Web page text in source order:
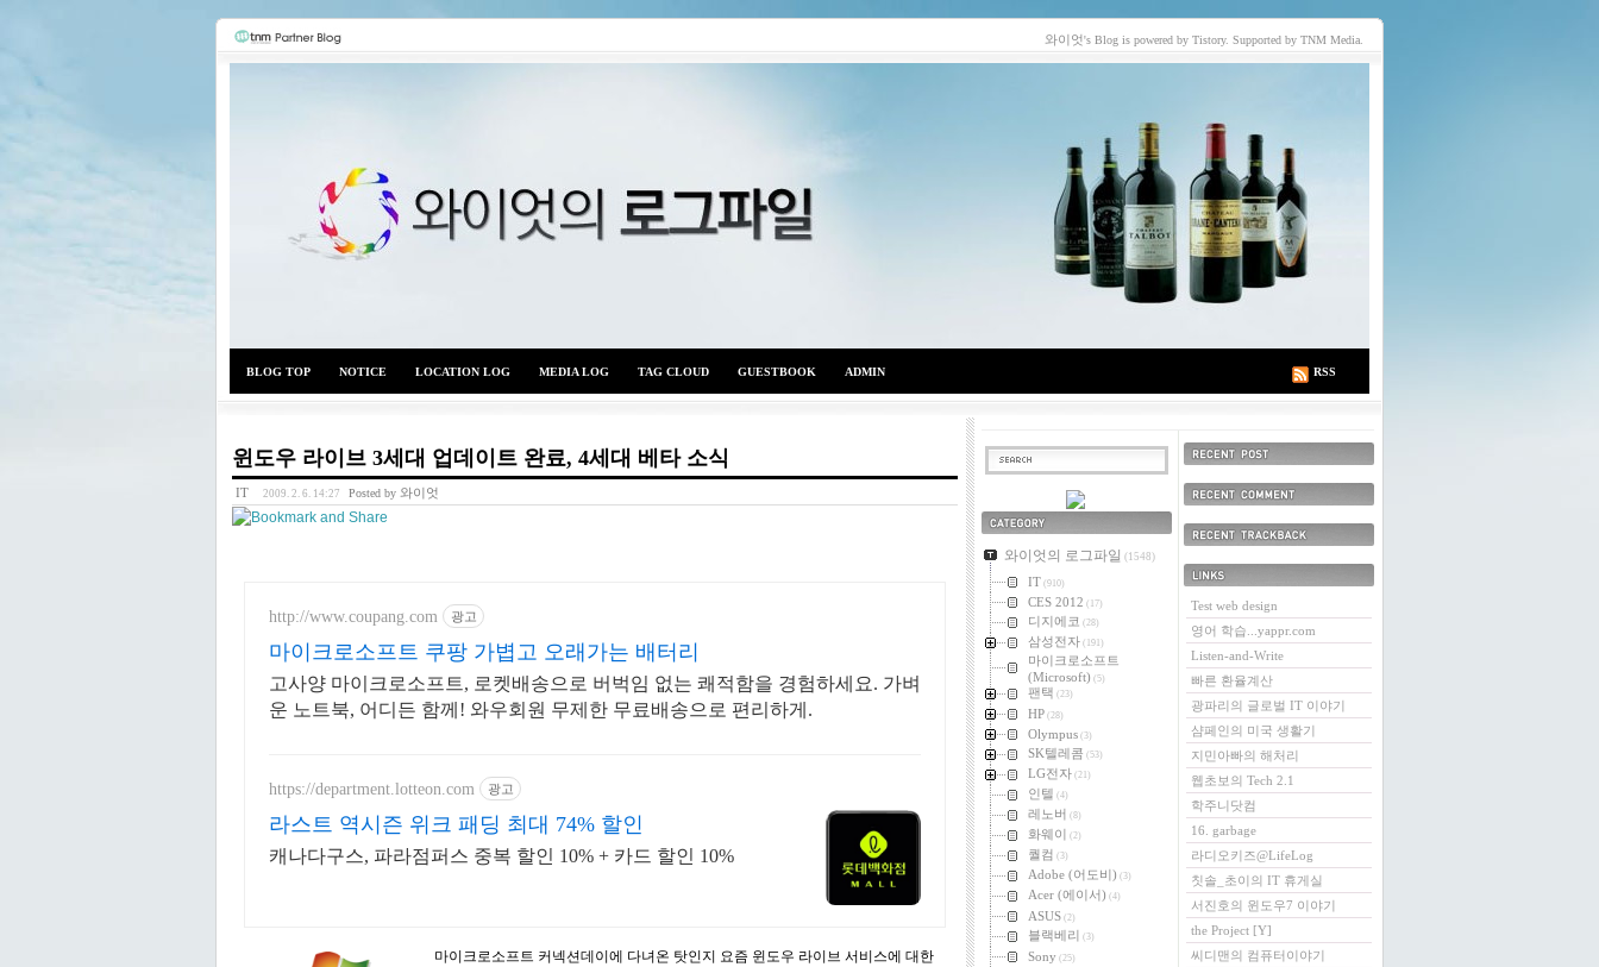
와이엇's Blog is powered by Tistory. Supported by TNM Media.
BLOG TOP NOTICE LOCATION LOG MEDIA LOG TAG CLOUD GUESTBOOK ADMIN RSS
윈도우 라이브 3세대 업데이트 완료, 4세대 베타 소식
IT 2009. 2. 6. 14:27 Posted by 와이엇
http://www.coupang.com 광고
마이크로소프트 쿠팡 가볍고 오래가는 배터리
고사양 마이크로소프트, 로켓배송으로 버벅임 없는 쾌적함을 경험하세요. 가벼
운 노트북, 어디든 함께! 와우회원 무제한 무료배송으로 편리하게.
https://department.lotteon.com 광고
라스트 역시즌 위크 패딩 최대 74% 할인
캐나다구스, 파라점퍼스 중복 할인 10% + 카드 할인 10%
마이크로소프트 커넥션데이에 다녀온 탓인지 요즘 윈도우 라이브 서비스에 대한
카테고리
와이엇의 로그파일 (1548)
IT (910)
CES 2012 (17)
디지에코 (28)
삼성전자 (191)
마이크로소프트
(Microsoft) (5)
팬택 (23)
HP (28)
Olympus (3)
SK텔레콤 (53)
LG전자 (21)
인텔 (4)
레노버 (8)
화웨이 (2)
퀄컴 (3)
Adobe (어도비) (3)
Acer (에이서) (4)
ASUS (2)
블랙베리 (3)
Sony (25)
링크
Test web design
영어 학습...yappr.com
Listen-and-Write
빠른 환율계산
광파리의 글로벌 IT 이야기
샴페인의 미국 생활기
지민아빠의 해처리
웹초보의 Tech 2.1
학주니닷컴
16. garbage
라디오키즈@LifeLog
칫솔_초이의 IT 휴게실
서진호의 윈도우7 이야기
the Project [Y]
씨디맨의 컴퓨터이야기